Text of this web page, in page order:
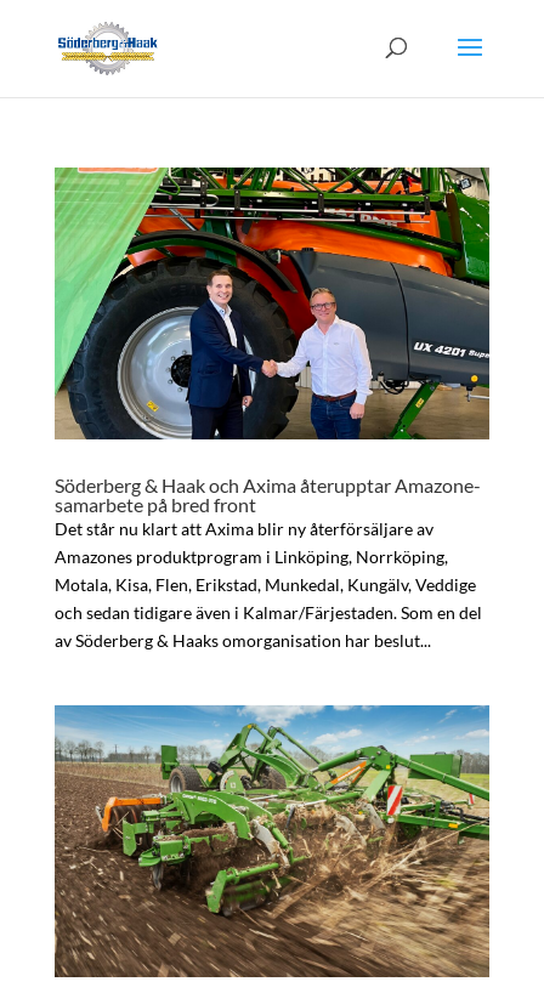
Söderberg & Haak och Axima återupptar Amazone-
samarbete på bred front
Det står nu klart att Axima blir ny återförsäljare av
Amazones produktprogram i Linköping, Norrköping,
Motala, Kisa, Flen, Erikstad, Munkedal, Kungälv, Veddige
och sedan tidigare även i Kalmar/Färjestaden. Som en del
av Söderberg & Haaks omorganisation har beslut...